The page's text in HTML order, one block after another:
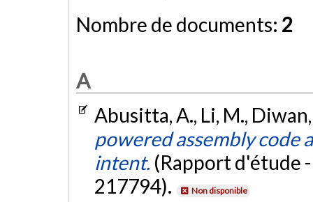
Nombre de documents: 2
A
Abusitta, A., Li, M.,
powered assembly code
intent. (Rapport d'étude
217794).
Non disponible